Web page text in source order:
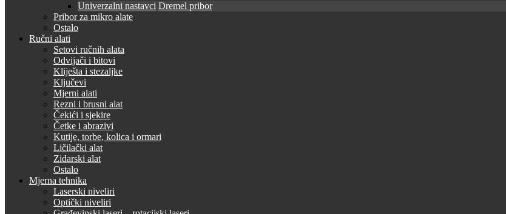
Univerzalni nastavci Dremel pribor
Pribor za mikro alate
Ostalo
Ručni alati
Setovi ručnih alata
Odvijači i bitovi
Kliješta i stezaljke
Ključevi
Mjerni alati
Rezni i brusni alat
Čekići i sjekire
Četke i abrazivi
Kutije, torbe, kolica i ormari
Ličilački alat
Zidarski alat
Ostalo
Mjerna tehnika
Laserski niveliri
Optički niveliri